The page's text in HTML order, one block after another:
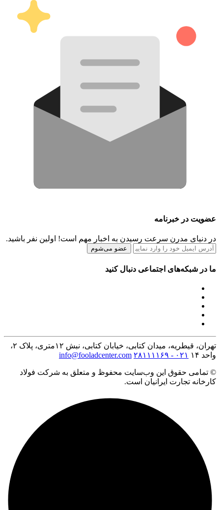
عضویت در خبرنامه
در دنیای مدرن سرعت رسیدن به اخبار مهم است! اولین نفر باشید.
عضو می‌شوم
ما در شبکه‌های اجتماعی دنبال کنید
تهران، قیطریه، میدان کتابی، خیابان کتابی، نبش ۱۲متری، پلاک ۲،
واحد ۱۴
۰۲۱ - ۲۸۱۱۱۱۶۹ info@fooladcenter.com
© تمامی حقوق این وب‌سایت محفوظ و متعلق به شرکت فولاد
کارخانه تجارت ایرانیان است.